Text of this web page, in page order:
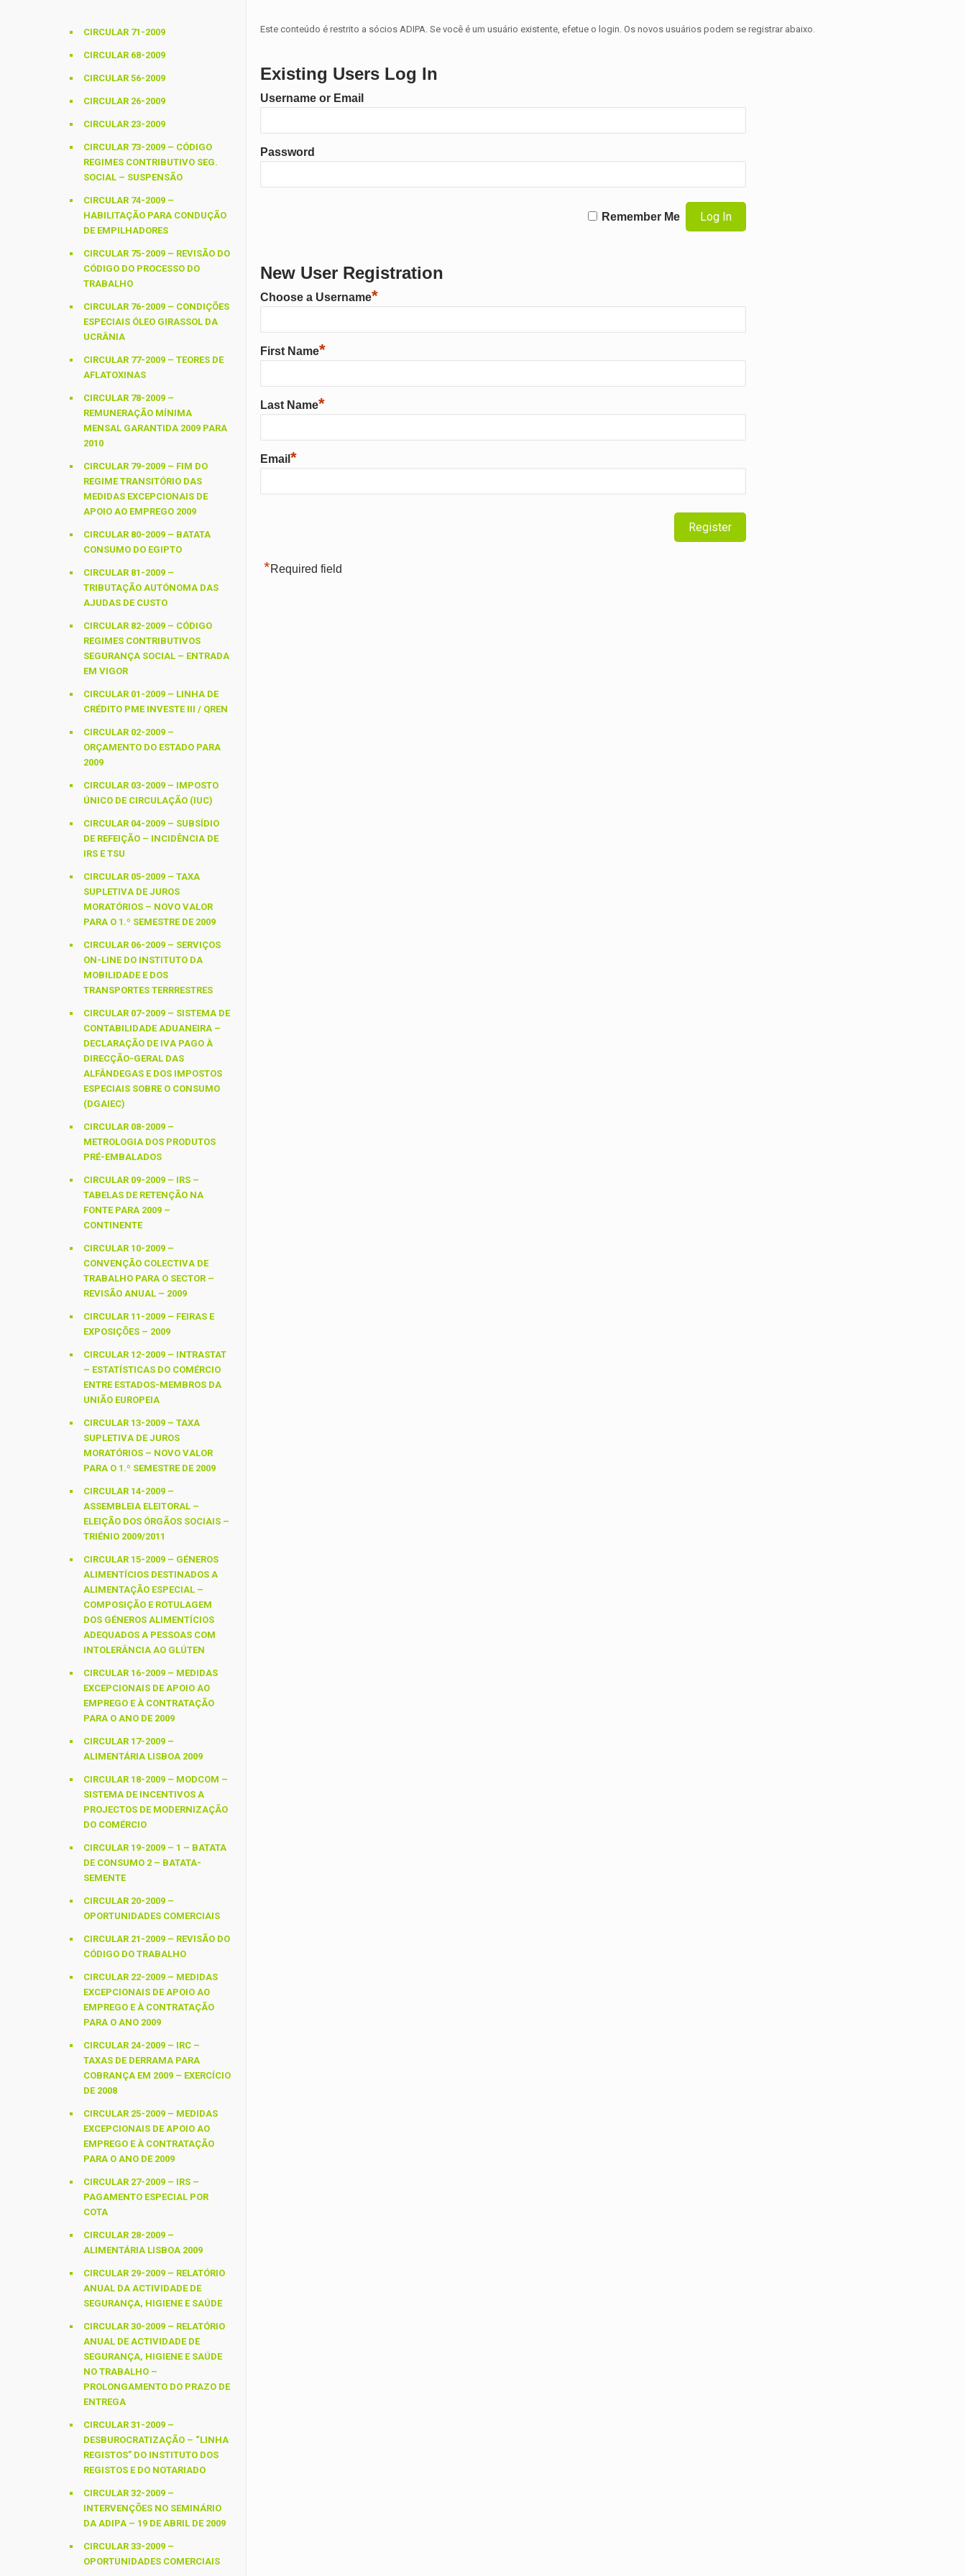
Este conteúdo é restrito a sócios ADIPA. Se você é um usuário existente, efetue o login. Os novos usuários podem se registrar abaixo.
Existing Users Log In
Username or Email
Password
Remember Me
New User Registration
Choose a Username*
First Name*
Last Name*
Email *
*Required field
CIRCULAR 71-2009
CIRCULAR 68-2009
CIRCULAR 56-2009
CIRCULAR 26-2009
CIRCULAR 23-2009
CIRCULAR 73-2009 – CÓDIGO
REGIMES CONTRIBUTIVO SEG.
SOCIAL – SUSPENSÃO
CIRCULAR 74-2009 –
HABILITAÇÃO PARA CONDUÇÃO
DE EMPILHADORES
CIRCULAR 75-2009 – REVISÃO DO
CÓDIGO DO PROCESSO DO
TRABALHO
CIRCULAR 76-2009 – CONDIÇÕES
ESPECIAIS ÓLEO GIRASSOL DA
UCRÂNIA
CIRCULAR 77-2009 – TEORES DE
AFLATOXINAS
CIRCULAR 78-2009 –
REMUNERAÇÃO MÍNIMA
MENSAL GARANTIDA 2009 PARA
2010
CIRCULAR 79-2009 – FIM DO
REGIME TRANSITÓRIO DAS
MEDIDAS EXCEPCIONAIS DE
APOIO AO EMPREGO 2009
CIRCULAR 80-2009 – BATATA
CONSUMO DO EGIPTO
CIRCULAR 81-2009 –
TRIBUTAÇÃO AUTÓNOMA DAS
AJUDAS DE CUSTO
CIRCULAR 82-2009 – CÓDIGO
REGIMES CONTRIBUTIVOS
SEGURANÇA SOCIAL – ENTRADA
EM VIGOR
CIRCULAR 01-2009 – LINHA DE
CRÉDITO PME INVESTE III / QREN
CIRCULAR 02-2009 –
ORÇAMENTO DO ESTADO PARA
2009
CIRCULAR 03-2009 – IMPOSTO
ÚNICO DE CIRCULAÇÃO (IUC)
CIRCULAR 04-2009 – SUBSÍDIO
DE REFEIÇÃO – INCIDÊNCIA DE
IRS E TSU
CIRCULAR 05-2009 – TAXA
SUPLETIVA DE JUROS
MORATÓRIOS – NOVO VALOR
PARA O 1.º SEMESTRE DE 2009
CIRCULAR 06-2009 – SERVIÇOS
ON-LINE DO INSTITUTO DA
MOBILIDADE E DOS
TRANSPORTES TERRRESTRES
CIRCULAR 07-2009 – SISTEMA DE
CONTABILIDADE ADUANEIRA –
DECLARAÇÃO DE IVA PAGO À
DIRECÇÃO-GERAL DAS
ALFÂNDEGAS E DOS IMPOSTOS
ESPECIAIS SOBRE O CONSUMO
(DGAIEC)
CIRCULAR 08-2009 –
METROLOGIA DOS PRODUTOS
PRÉ-EMBALADOS
CIRCULAR 09-2009 – IRS –
TABELAS DE RETENÇÃO NA
FONTE PARA 2009 –
CONTINENTE
CIRCULAR 10-2009 –
CONVENÇÃO COLECTIVA DE
TRABALHO PARA O SECTOR –
REVISÃO ANUAL – 2009
CIRCULAR 11-2009 – FEIRAS E
EXPOSIÇÕES – 2009
CIRCULAR 12-2009 – INTRASTAT
– ESTATÍSTICAS DO COMÉRCIO
ENTRE ESTADOS-MEMBROS DA
UNIÃO EUROPEIA
CIRCULAR 13-2009 – TAXA
SUPLETIVA DE JUROS
MORATÓRIOS – NOVO VALOR
PARA O 1.º SEMESTRE DE 2009
CIRCULAR 14-2009 –
ASSEMBLEIA ELEITORAL –
ELEIÇÃO DOS ÓRGÃOS SOCIAIS –
TRIÉNIO 2009/2011
CIRCULAR 15-2009 – GÉNEROS
ALIMENTÍCIOS DESTINADOS A
ALIMENTAÇÃO ESPECIAL –
COMPOSIÇÃO E ROTULAGEM
DOS GÉNEROS ALIMENTÍCIOS
ADEQUADOS A PESSOAS COM
INTOLERÂNCIA AO GLÚTEN
CIRCULAR 16-2009 – MEDIDAS
EXCEPCIONAIS DE APOIO AO
EMPREGO E À CONTRATAÇÃO
PARA O ANO DE 2009
CIRCULAR 17-2009 –
ALIMENTÁRIA LISBOA 2009
CIRCULAR 18-2009 – MODCOM –
SISTEMA DE INCENTIVOS A
PROJECTOS DE MODERNIZAÇÃO
DO COMÉRCIO
CIRCULAR 19-2009 – 1 – BATATA
DE CONSUMO 2 – BATATA-
SEMENTE
CIRCULAR 20-2009 –
OPORTUNIDADES COMERCIAIS
CIRCULAR 21-2009 – REVISÃO DO
CÓDIGO DO TRABALHO
CIRCULAR 22-2009 – MEDIDAS
EXCEPCIONAIS DE APOIO AO
EMPREGO E À CONTRATAÇÃO
PARA O ANO 2009
CIRCULAR 24-2009 – IRC –
TAXAS DE DERRAMA PARA
COBRANÇA EM 2009 – EXERCÍCIO
DE 2008
CIRCULAR 25-2009 – MEDIDAS
EXCEPCIONAIS DE APOIO AO
EMPREGO E À CONTRATAÇÃO
PARA O ANO DE 2009
CIRCULAR 27-2009 – IRS –
PAGAMENTO ESPECIAL POR
COTA
CIRCULAR 28-2009 –
ALIMENTÁRIA LISBOA 2009
CIRCULAR 29-2009 – RELATÓRIO
ANUAL DA ACTIVIDADE DE
SEGURANÇA, HIGIENE E SAÚDE
CIRCULAR 30-2009 – RELATÓRIO
ANUAL DE ACTIVIDADE DE
SEGURANÇA, HIGIENE E SAÚDE
NO TRABALHO –
PROLONGAMENTO DO PRAZO DE
ENTREGA
CIRCULAR 31-2009 –
DESBUROCRATIZAÇÃO – “LINHA
REGISTOS” DO INSTITUTO DOS
REGISTOS E DO NOTARIADO
CIRCULAR 32-2009 –
INTERVENÇÕES NO SEMINÁRIO
DA ADIPA – 19 DE ABRIL DE 2009
CIRCULAR 33-2009 –
OPORTUNIDADES COMERCIAIS